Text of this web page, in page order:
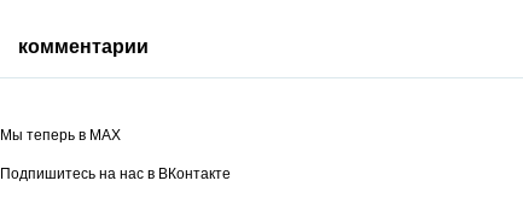
комментарии
Мы теперь в MAX
Подпишитесь на нас в ВКонтакте